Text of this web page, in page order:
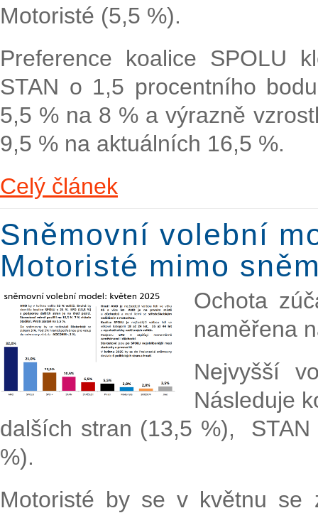
Motoristé (5,5 %).
Preference koalice SPOLU
STAN o 1,5 procentního
5,5 % na 8 % a výrazně
9,5 % na aktuálních 16,5 %.
Celý článek
Sněmovní volební
Motoristé mimo
Ochota
naměřena
Nejvyšší
Následuje
dalších stran (13,5 %),
%).
Motoristé by se v květnu se